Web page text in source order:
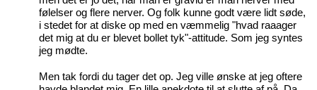
følelser og flere nerver. Og folk kunne godt være lidt søde,
i stedet for at diske op med en væmmelig "hvad raaager
det mig at du er blevet bollet tyk"-attitude. Som jeg syntes
jeg mødte.
Men tak fordi du tager det op. Jeg ville ønske at jeg oftere